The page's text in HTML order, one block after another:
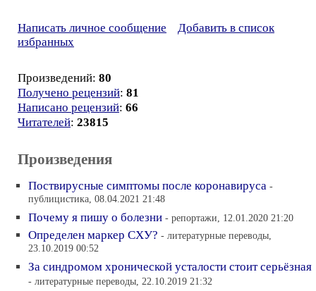
Написать личное сообщение
Добавить в список
избранных
Произведений: 80
Получено рецензий: 81
Написано рецензий: 66
Читателей: 23815
Произведения
Поствирусные симптомы после коронавируса -
публицистика, 08.04.2021 21:48
Почему я пишу о болезни - репортажи, 12.01.2020 21:20
Определен маркер СХУ? - литературные переводы,
23.10.2019 00:52
За синдромом хронической усталости стоит серьёзная
- литературные переводы, 22.10.2019 21:32